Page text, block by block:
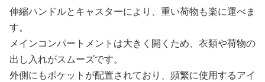
伸縮ハンドルとキャスターにより、重い荷物も楽に運べま
す。
メインコンパートメントは大きく開くため、衣類や荷物の
出し入れがスムーズです。
外側にもポケットが配置されており、頻繁に使用するアイ